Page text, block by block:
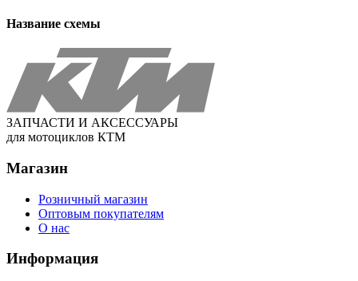
Название схемы
ЗАПЧАСТИ И АКСЕССУАРЫ
для мотоциклов КТМ
Магазин
Розничный магазин
Оптовым покупателям
О нас
Информация